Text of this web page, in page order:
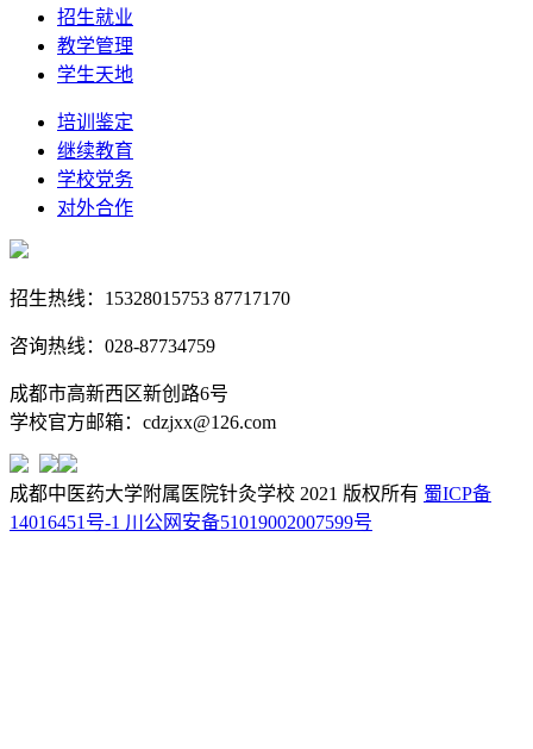
招生就业
教学管理
学生天地
培训鉴定
继续教育
学校党务
对外合作
招生热线：15328015753 87717170
咨询热线：028-87734759
成都市高新西区新创路6号
学校官方邮箱：cdzjxx@126.com
成都中医药大学附属医院针灸学校 2021 版权所有 蜀ICP备
14016451号-1 川公网安备51019002007599号